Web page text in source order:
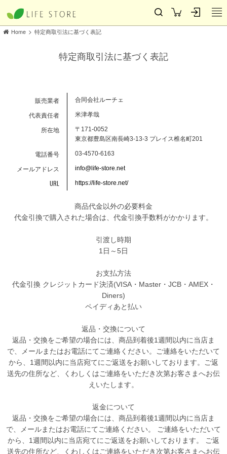
Home > 特定商取引法に基づく表記
特定商取引法に基づく表記
販売業者 合同会社ルーチェ
代表責任者 米津孝哉
所在地
〒171-0052
東京都豊島区南長崎3-13-3 プレイス椎名町201
電話番号 03-4570-6163
メールアドレス info@life-store.net
URL https://life-store.net/
商品代金以外の必要料金
代金引換で購入された場合は、代金引換手数料がかかります。
引渡し時期
1日～5日
お支払方法
代金引換 クレジットカード決済(VISA・Master・JCB・AMEX・
Diners)
ペイディあと払い
返品・交換について
返品・交換をご希望の場合には、商品到着後1週間以内に当店ま
で、メールまたはお電話にてご連絡ください。ご連絡をいただいて
から、1週間以内に当店宛てにご返送をお願いしております。ご返
送先の住所など、くわしくはご連絡をいただき次第お客さまへお伝
えいたします。
返金について
返品・交換をご希望の場合には、商品到着後1週間以内に当店ま
で、メールまたはお電話にてご連絡ください。 ご連絡をいただいて
から、1週間以内に当店宛てにご返送をお願いしております。 ご返
送先の住所など、くわしくはご連絡をいただき次第お客さまへお伝